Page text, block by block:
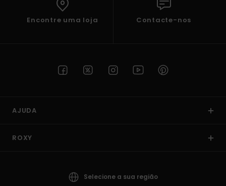
Encontre uma loja Contacte-nos
AJUDA
ROXY
Selecione a sua região